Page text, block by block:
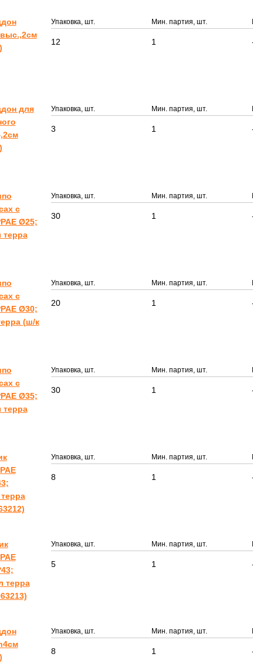
выс.,2см
Упаковка, шт. Мин. партия, шт.
12 1
для
Упаковка, шт. Мин. партия, шт.
3 1
с
Ø25;
терра
Упаковка, шт. Мин. партия, шт.
30 1
с
Ø30;
(ш/к
Упаковка, шт. Мин. партия, шт.
20 1
с
Ø35;
терра
Упаковка, шт. Мин. партия, шт.
30 1
Упаковка, шт. Мин. партия, шт.
8 1
терра
Упаковка, шт. Мин. партия, шт.
5 1
Упаковка, шт. Мин. партия, шт.
8 1